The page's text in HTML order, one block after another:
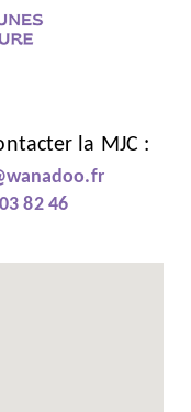
la MJC :
82 46